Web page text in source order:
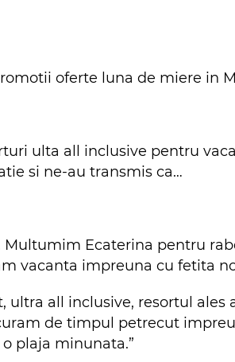
oferte luna de miere in
ulta all inclusive pentru
si ne-au transmis ca…
Multumim Ecaterina pentru
vacanta impreuna cu fetita
all inclusive, resortul ales
de timpul petrecut
plaja minunata.”